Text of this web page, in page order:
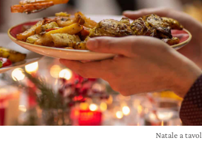
Natale a